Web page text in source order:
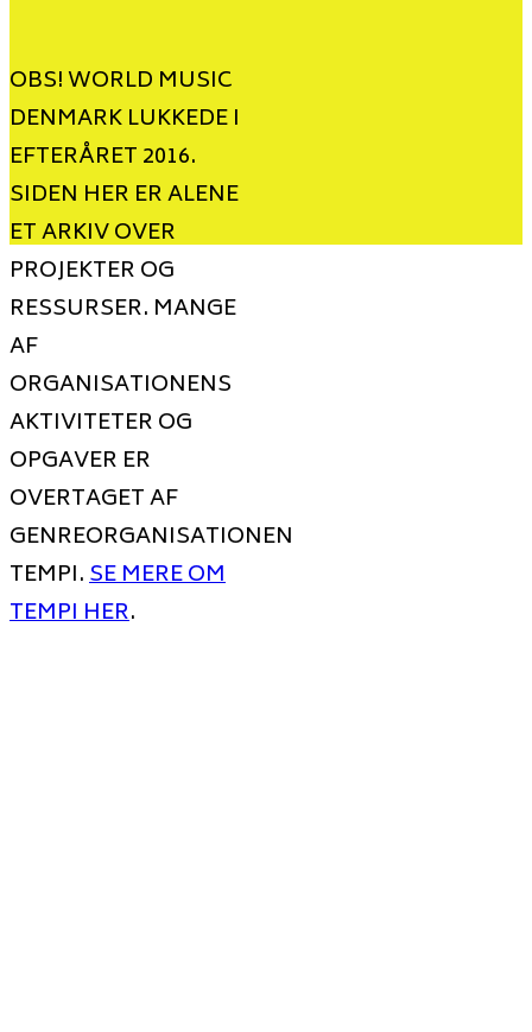
OBS! WORLD MUSIC
DENMARK LUKKEDE I
EFTERÅRET 2016.
SIDEN HER ER ALENE
ET ARKIV OVER
PROJEKTER OG
RESSURSER. MANGE
AF
ORGANISATIONENS
AKTIVITETER OG
OPGAVER ER
OVERTAGET AF
GENREORGANISATIONEN
TEMPI.SE MERE OM
TEMPI HER.